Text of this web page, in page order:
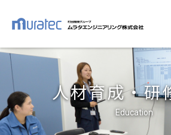
人材育成・研
Education